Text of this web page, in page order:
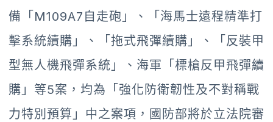
備「M109A7自走砲」、「海馬士遠程精準打
擊系統續購」、「拖式飛彈續購」、「反裝甲
型無人機飛彈系統」、海軍「標槍反甲飛彈續
購」等5案，均為「強化防衛韌性及不對稱戰
力特別預算」中之案項，國防部將於立法院審